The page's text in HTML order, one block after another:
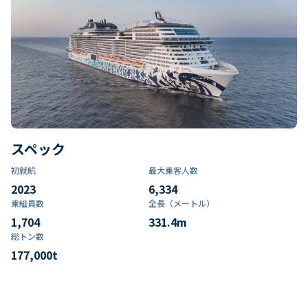
スペック
初就航
2023
最大乗客人数
6,334
乗組員数​
1,704
全長（メートル）
331.4m
総トン数​
177,000t